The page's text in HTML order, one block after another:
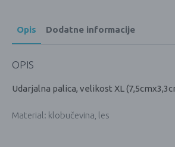
Opis Dodatne informacije
OPIS
Udarjalna palica, velikost XL
Material: klobučevina, les